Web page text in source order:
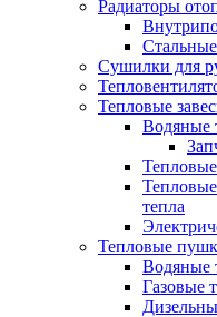
Радиаторы
Сушилки для
Тепловые
Водяные
Тепловые
тепла
Тепловые
Водяные
Газовые